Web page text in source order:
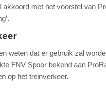
akkoord met het voorstel van
weten dat er gebruik zal
FNV Spoor bekend aan
op het treinverkeer.